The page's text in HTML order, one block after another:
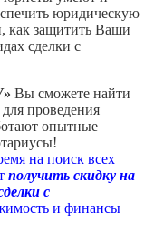
юридическую
как защитить Ваши
сделки с
Вы сможете найти
проведения
опытные
на поиск всех
получить скидку на
с
и финансы